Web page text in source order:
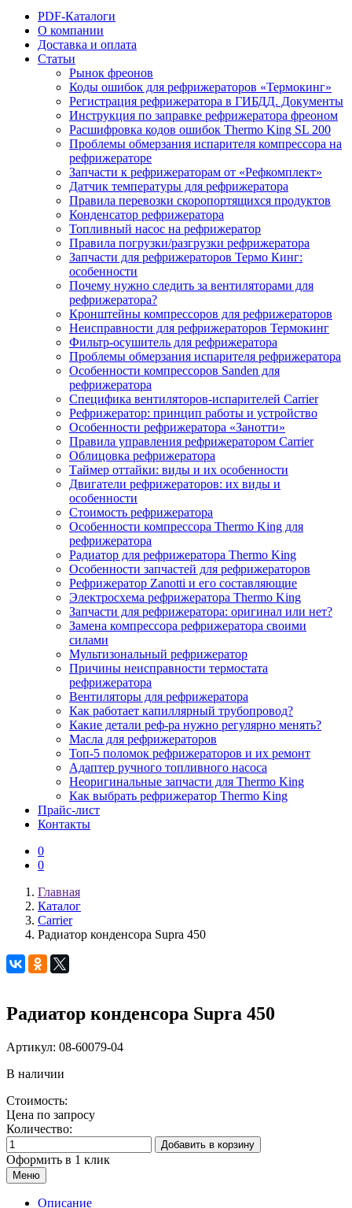
PDF-Каталоги
О компании
Доставка и оплата
Статьи
Рынок фреонов
Коды ошибок для рефрижераторов «Термокинг»
Регистрация рефрижератора в ГИБДД. Документы
Инструкция по заправке рефрижератора фреоном
Расшифровка кодов ошибок Thermo King SL 200
Проблемы обмерзания испарителя компрессора на
рефрижераторе
Запчасти к рефрижераторам от «Рефкомплект»
Датчик температуры для рефрижератора
Правила перевозки скоропортящихся продуктов
Конденсатор рефрижератора
Топливный насос на рефрижератор
Правила погрузки/разгрузки рефрижератора
Запчасти для рефрижераторов Термо Кинг:
особенности
Почему нужно следить за вентиляторами для
рефрижератора?
Кронштейны компрессоров для рефрижераторов
Неисправности для рефрижераторов Термокинг
Фильтр-осушитель для рефрижератора
Проблемы обмерзания испарителя рефрижератора
Особенности компрессоров Sanden для
рефрижератора
Специфика вентиляторов-испарителей Carrier
Рефрижератор: принцип работы и устройство
Особенности рефрижератора «Занотти»
Правила управления рефрижератором Carrier
Облицовка рефрижератора
Таймер оттайки: виды и их особенности
Двигатели рефрижераторов: их виды и
особенности
Стоимость рефрижератора
Особенности компрессора Thermo King для
рефрижератора
Радиатор для рефрижератора Thermo King
Особенности запчастей для рефрижераторов
Рефрижератор Zanotti и его составляющие
Электросхема рефрижератора Thermo King
Запчасти для рефрижератора: оригинал или нет?
Замена компрессора рефрижератора своими
силами
Мультизональный рефрижератор
Причины неисправности термостата
рефрижератора
Вентиляторы для рефрижератора
Как работает капиллярный трубопровод?
Какие детали реф-ра нужно регулярно менять?
Масла для рефрижераторов
Топ-5 поломок рефрижераторов и их ремонт
Адаптер ручного топливного насоса
Неоригинальные запчасти для Thermo King
Как выбрать рефрижератор Thermo King
Прайс-лист
Контакты
0
0
Главная
Каталог
Carrier
Радиатор конденсора Supra 450
Радиатор конденсора Supra 450
Артикул: 08-60079-04
В наличии
Стоимость:
Цена по запросу
Количество:
Добавить в корзину
Оформить в 1 клик
Меню
Описание